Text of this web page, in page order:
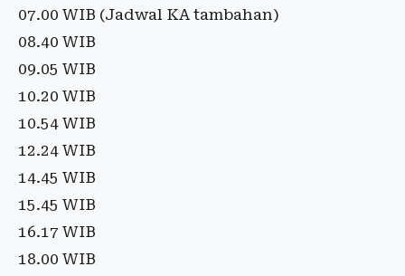
07.00 WIB (Jadwal KA tambahan)
08.40 WIB
09.05 WIB
10.20 WIB
10.54 WIB
12.24 WIB
14.45 WIB
15.45 WIB
16.17 WIB
18.00 WIB